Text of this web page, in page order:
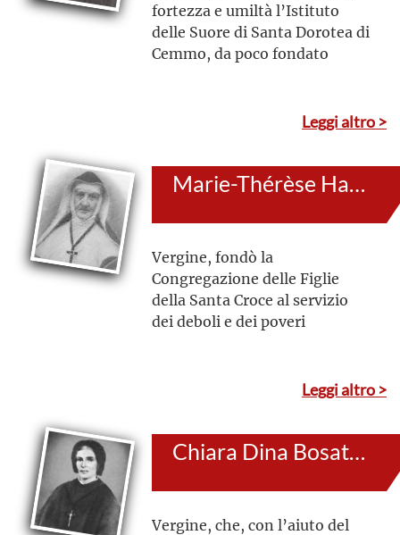
fortezza e umiltà l’Istituto
delle Suore di Santa Dorotea di
Cemmo, da poco fondato
Leggi altro >
Marie-Thérèse Haze
Vergine, fondò la
Congregazione delle Figlie
della Santa Croce al servizio
dei deboli e dei poveri
Leggi altro >
Chiara Dina Bosatta
Vergine, che, con l’aiuto del